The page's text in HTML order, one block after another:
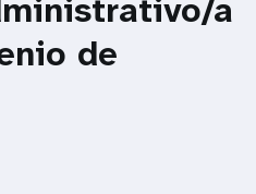
a
de